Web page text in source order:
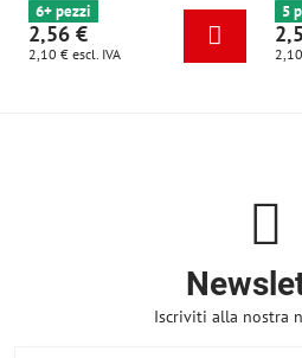
6+ pezzi
2,56 €
2,10 € escl. IVA
5
Iscriviti alla nostra